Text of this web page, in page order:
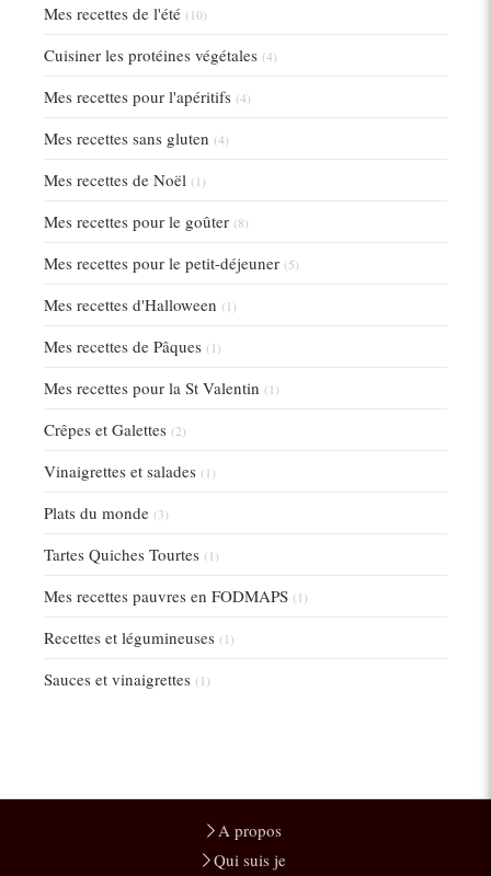
Mes recettes de l'été (10)
Cuisiner les protéines végétales (4)
Mes recettes pour l'apéritifs (4)
Mes recettes sans gluten (4)
Mes recettes de Noël (1)
Mes recettes pour le goûter (8)
Mes recettes pour le petit-déjeuner (5)
Mes recettes d'Halloween (1)
Mes recettes de Pâques (1)
Mes recettes pour la St Valentin (1)
Crêpes et Galettes (2)
Vinaigrettes et salades (1)
Plats du monde (3)
Tartes Quiches Tourtes (1)
Mes recettes pauvres en FODMAPS (1)
Recettes et légumineuses (1)
Sauces et vinaigrettes (1)
A propos
Qui suis je